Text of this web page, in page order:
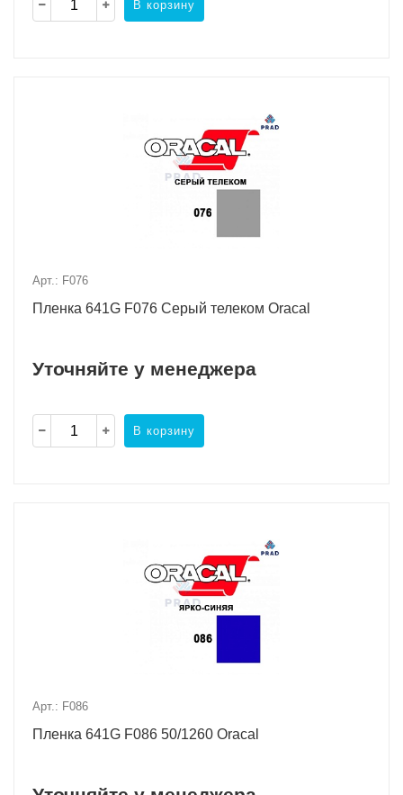
В корзину
Арт.: F076
Пленка 641G F076 Серый телеком Oracal
Уточняйте у менеджера
В корзину
Арт.: F086
Пленка 641G F086 50/1260 Oracal